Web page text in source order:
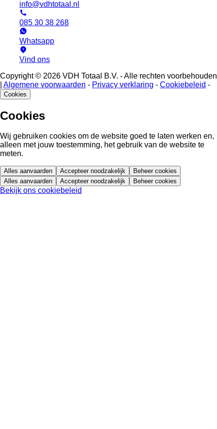
info@vdhtotaal.nl
085 30 38 268
Whatsapp
Vind ons
Copyright © 2026 VDH Totaal B.V. - Alle rechten voorbehouden
Algemene voorwaarden - Privacy verklaring - Cookiebeleid -
Cookies
Cookies
Wij gebruiken cookies om de website goed te laten werken en,
alleen met jouw toestemming, het gebruik van de website te
meten.
Alles aanvaarden Accepteer noodzakelijk
Beheer cookies
Alles aanvaarden
Accepteer noodzakelijk Beheer cookies
Bekijk ons cookiebeleid